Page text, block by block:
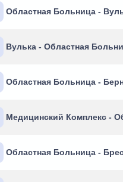
Областная Больница -
Вулька - Областная
Областная Больница -
Медицинский Комплекс -
Областная Больница -